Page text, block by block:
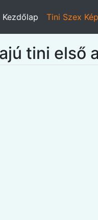
Kezdőlap Tini Szex
tini első